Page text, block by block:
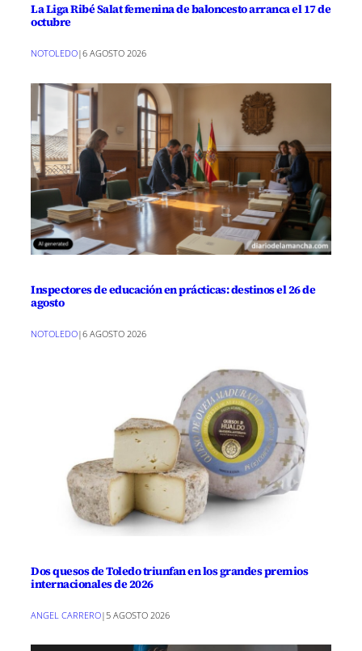
La Liga Ribé Salat femenina de baloncesto arranca el 17 de
octubre
NOTOLEDO|6 AGOSTO 2026
Inspectores de educación en prácticas: destinos el 26 de
agosto
NOTOLEDO|6 AGOSTO 2026
Dos quesos de Toledo triunfan en los grandes premios
internacionales de 2026
ANGEL CARRERO| 5 AGOSTO 2026